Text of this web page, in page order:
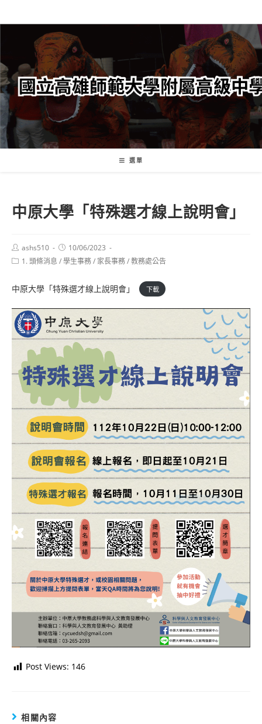
轉
要
內
容
選單
中原大學「特殊選才線上說明會」
Post
author:
ashs510
Post
published:
10/06/2023
Post1. 頭條消息 /學生事務/ 家長事務/教務處公告
中原大學「特殊選才線上說明會」 下載
Post Views: 146
相關內容